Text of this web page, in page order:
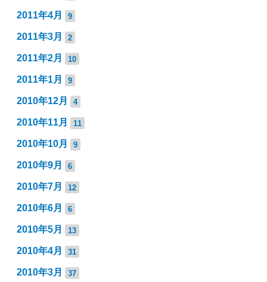
2011年4月 9
2011年3月 2
2011年2月 10
2011年1月 9
2010年12月 4
2010年11月 11
2010年10月 9
2010年9月 6
2010年7月 12
2010年6月 6
2010年5月 13
2010年4月 31
2010年3月 37